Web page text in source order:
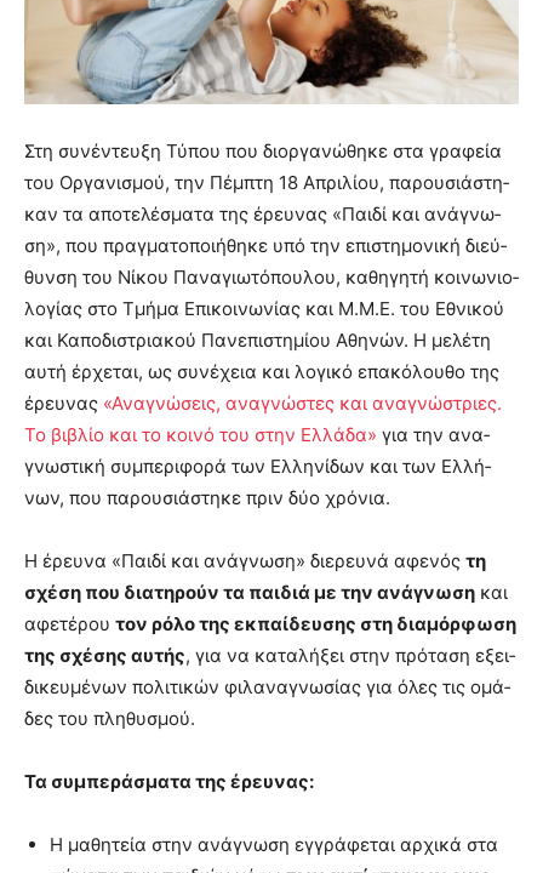
Στη συ­νέ­ντευ­ξη Τύ­που που διορ­γα­νώ­θη­κε στα γρα­φεία
του Ορ­γα­νι­σμού, την Πέμ­πτη 18 Απρι­λί­ου, πα­ρου­σιά­στη­
καν τα απο­τε­λέ­σμα­τα της έρευ­νας «Παι­δί και ανά­γνω­
ση», που πραγ­μα­το­ποι­ή­θη­κε υπό την επι­στη­μο­νι­κή διεύ­
θυν­ση του Νί­κου Πα­να­γιω­τό­που­λου, κα­θη­γη­τή κοι­νω­νιο­
λο­γί­ας στο Τμή­μα Επι­κοι­νω­νί­ας και Μ.Μ.Ε. του Εθνι­κού
και Κα­πο­δι­στρια­κού Πα­νε­πι­στη­μί­ου Αθη­νών. Η με­λέ­τη
αυ­τή έρ­χε­ται, ως συ­νέ­χεια και λο­γι­κό επα­κό­λου­θο της
έρευ­νας «Ανα­γνώ­σεις, ανα­γνώ­στες και ανα­γνώ­στριες.
Το βι­βλίο και το κοι­νό του στην Ελ­λά­δα» για την ανα­
γνω­στι­κή συ­μπε­ρι­φο­ρά των Ελ­λη­νί­δων και των Ελ­λή­
νων, που πα­ρου­σιά­στη­κε πριν δύο χρό­νια.
Η έρευ­να «Παι­δί και ανά­γνω­ση» διε­ρευ­νά αφε­νός τη
σχέ­ση που δια­τη­ρούν τα παι­διά με την ανά­γνω­ση και
αφε­τέ­ρου τον ρό­λο της εκ­παί­δευ­σης στη δια­μόρ­φω­ση
της σχέ­σης αυ­τής, για να κα­τα­λή­ξει στην πρό­τα­ση εξει­
δι­κευ­μέ­νων πο­λι­τι­κών φι­λα­να­γνω­σί­ας για όλες τις ομά­
δες του πλη­θυ­σμού.
Τα συ­μπε­ρά­σμα­τα της έρευ­νας:
Η μα­θη­τεία στην ανά­γνω­ση εγ­γρά­φε­ται αρ­χι­κά στα